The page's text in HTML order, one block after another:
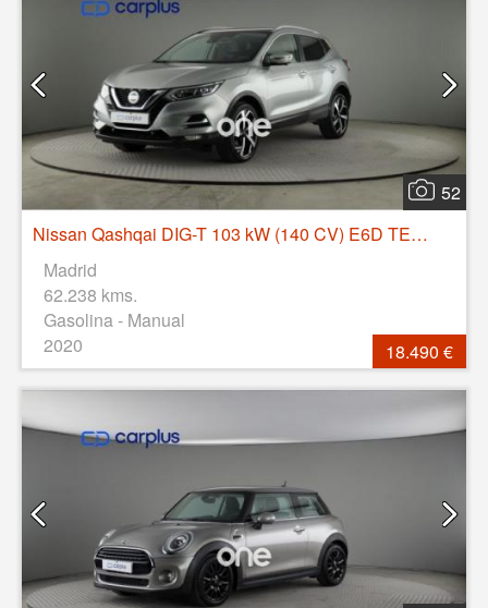
52
Nissan Qashqai DIG-T 103 kW (140 CV) E6D TEKNA+
Madrid
62.238 kms.
Gasolina - Manual
2020
18.490 €